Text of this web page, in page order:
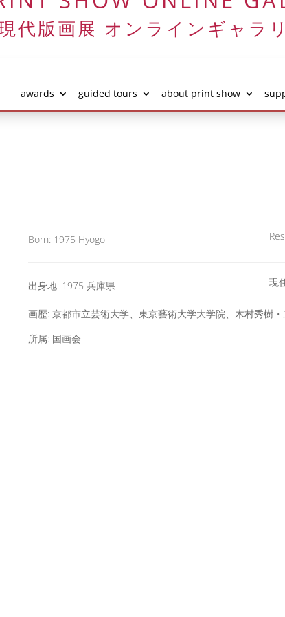
代版画展‎ オンラインギャラ
awards guided tours about print show
Born: 1975 Hyogo
出身地: 1975 兵庫県 現
画歴: 京都市立芸術大学、東京藝術大学大学院、木村秀樹
所属: 国画会